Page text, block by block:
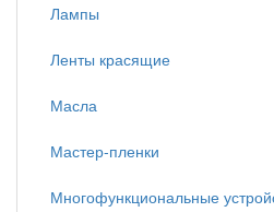
Лампы
Ленты красящие
Масла
Мастер-пленки
Многофункциональные